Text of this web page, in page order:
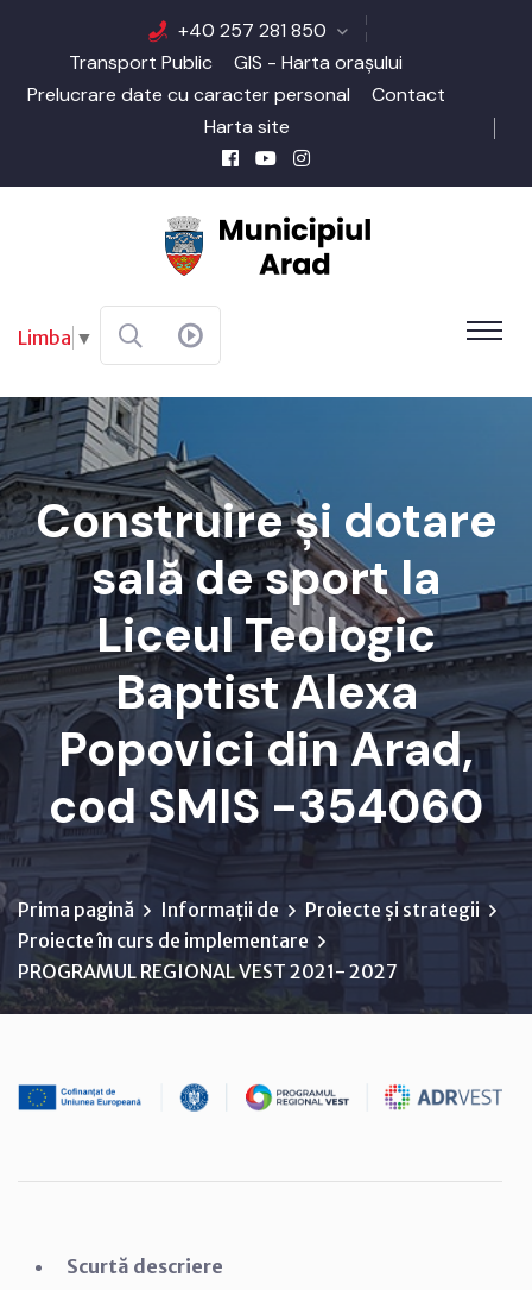
+40 257 281 850
Transport Public
GIS - Harta orașului
Prelucrare date cu caracter personal
Contact
Harta site
Limba ▼
Construire și dotare
sală de sport la
Liceul Teologic
Baptist Alexa
Popovici din Arad,
cod SMIS -354060
Prima pagină Informații de
Proiecte și strategii
Proiecte în curs de implementare
PROGRAMUL REGIONAL VEST 2021- 2027
Scurtă descriere